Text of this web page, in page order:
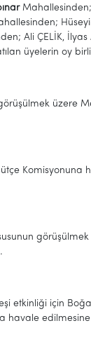
Ali ÇELİK, İlyas
üyelerin oy
üzere
Komisyonuna
etkinliği için
havale edilmesine